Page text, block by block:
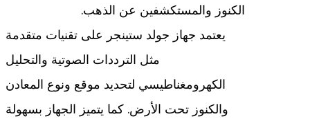
الكنوز والمستكشفين عن الذهب.
يعتمد جهاز جولد ستينجر على تقنيات متقدمة
مثل الترددات الصوتية والتحليل
الكهرومغناطيسي لتحديد موقع ونوع المعادن
والكنوز تحت الأرض. كما يتميز الجهاز بسهولة